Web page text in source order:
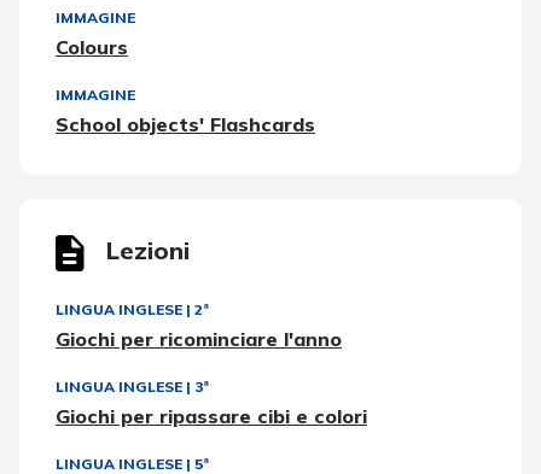
IMMAGINE
Colours
IMMAGINE
School objects' Flashcards
Lezioni
LINGUA INGLESE | 2ª
Giochi per ricominciare l'anno
LINGUA INGLESE | 3ª
Giochi per ripassare cibi e colori
LINGUA INGLESE | 5ª